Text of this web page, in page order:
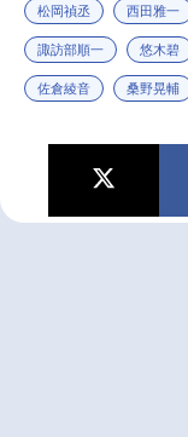
松岡禎丞 西田雅一
諏訪部順一 悠木碧
佐倉綾音 桑野晃輔